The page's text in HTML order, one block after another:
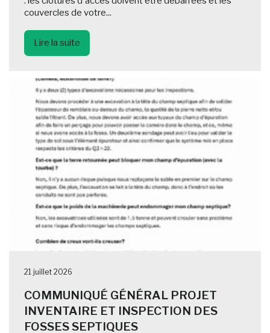
couvercles de votre...
Lire la suite
21 juillet 2026
COMMUNIQUÉ GÉNÉRAL PROJET
INVENTAIRE ET INSPECTION DES
FOSSES SEPTIQUES